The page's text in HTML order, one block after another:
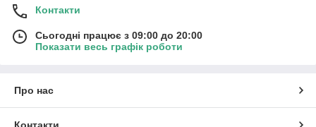
Контакти
Сьогодні працює з 09:00 до 20:00
Показати весь графік роботи
Про нас